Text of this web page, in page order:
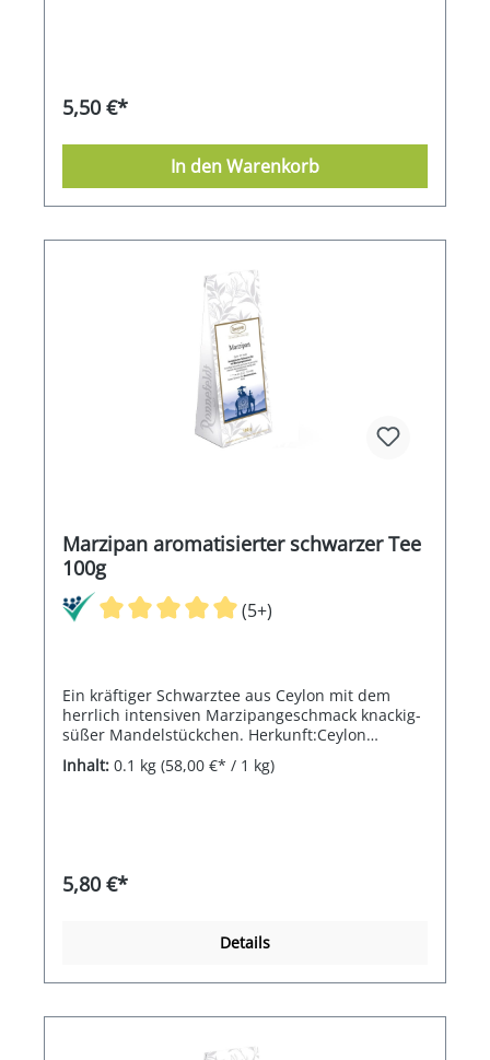
5,50 €*
In den Warenkorb
Marzipan aromatisierter schwarzer Tee
100g
(5+)
Ein kräftiger Schwarztee aus Ceylon mit dem
herrlich intensiven Marzipangeschmack knackig-
süßer Mandelstückchen. Herkunft:Ceylon
Blattgrad:OP Erntezeit:Herbst
Inhalt: 0.1 kg (58,00 €* / 1 kg)
5,80 €*
Details